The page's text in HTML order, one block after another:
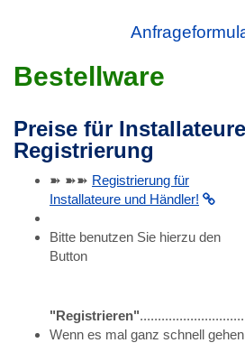
Bestellware
Preise für
Registrierung
➽ ➽➽ Registrierung für
Installateure und Händler!
Bitte benutzen Sie hierzu den
Button
"Registrieren"
Wenn es mal ganz schnell